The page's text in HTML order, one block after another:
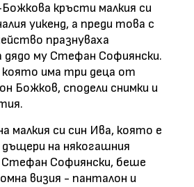
кръсти малкия си
уикенд, а преди това с
празнуваха
дядо му Стефан Софиянски.
която има три деца от
Божков, сподели снимки и
малкия си син Ива, която е
на някогашния
Софиянски, беше
визия - панталон и